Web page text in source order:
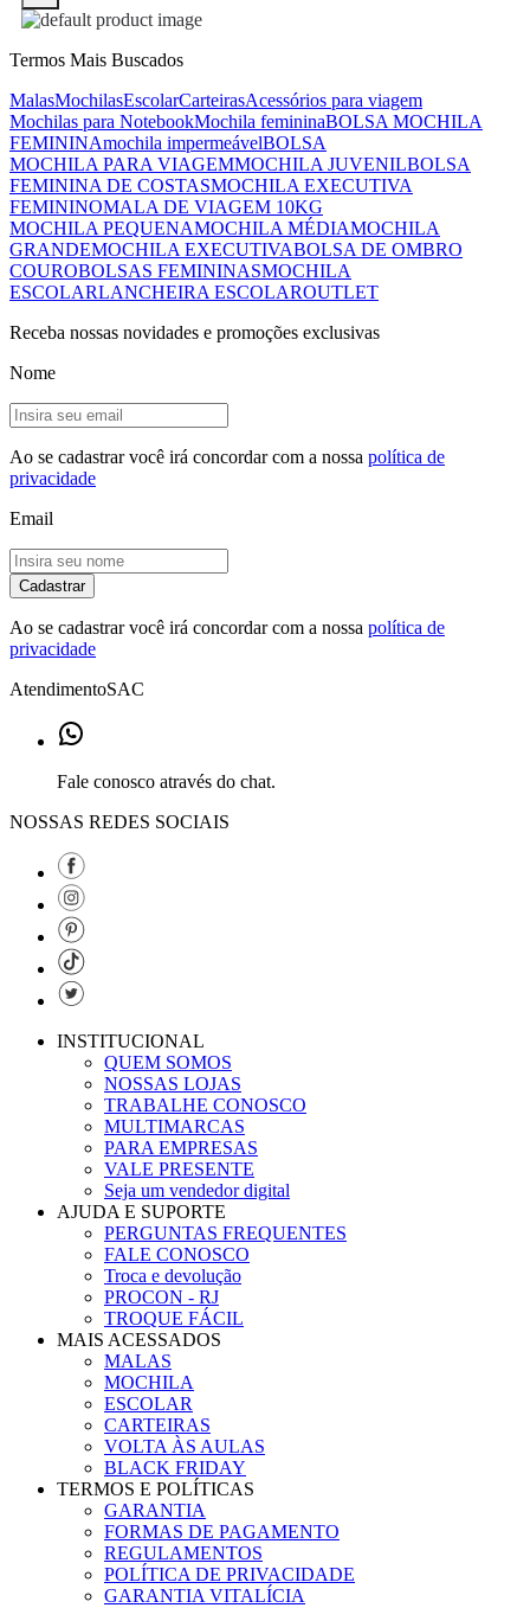
Termos Mais Buscados
MalasMochilasEscolarCarteirasAcessórios para viagem
Mochilas para NotebookMochila femininaBOLSA MOCHILA
FEMININAmochila impermeávelBOLSA
MOCHILA PARA VIAGEMMOCHILA JUVENILBOLSA
FEMININA DE COSTASMOCHILA EXECUTIVA
FEMININOMALA DE VIAGEM 10KG
MOCHILA PEQUENAMOCHILA MÉDIAMOCHILA
GRANDEMOCHILA EXECUTIVABOLSA DE OMBRO
COUROBOLSAS FEMININASMOCHILA
ESCOLARLANCHEIRA ESCOLAROUTLET
Receba nossas novidades e promoções exclusivas
Nome
Ao se cadastrar você irá concordar com a nossa política de
privacidade
Email
Cadastrar
Ao se cadastrar você irá concordar com a nossa política de
privacidade
AtendimentoSAC
Fale conosco através do chat.
NOSSAS REDES SOCIAIS
INSTITUCIONAL
QUEM SOMOS
NOSSAS LOJAS
TRABALHE CONOSCO
MULTIMARCAS
PARA EMPRESAS
VALE PRESENTE
Seja um vendedor digital
AJUDA E SUPORTE
PERGUNTAS FREQUENTES
FALE CONOSCO
Troca e devolução
PROCON - RJ
TROQUE FÁCIL
MAIS ACESSADOS
MALAS
MOCHILA
ESCOLAR
CARTEIRAS
VOLTA ÀS AULAS
BLACK FRIDAY
TERMOS E POLÍTICAS
GARANTIA
FORMAS DE PAGAMENTO
REGULAMENTOS
POLÍTICA DE PRIVACIDADE
GARANTIA VITALÍCIA